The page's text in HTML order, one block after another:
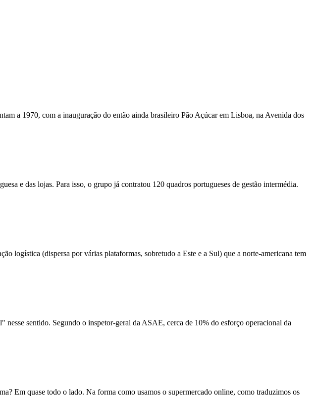
a 1970, com a inauguração do então ainda brasileiro Pão Açúcar em Lisboa, na Avenida dos
e das lojas. Para isso, o grupo já contratou 120 quadros portugueses de gestão intermédia.
logística (dispersa por várias plataformas, sobretudo a Este e a Sul) que a norte-americana tem
sentido. Segundo o inspetor-geral da ASAE, cerca de 10% do esforço operacional da
Em quase todo o lado. Na forma como usamos o supermercado online, como traduzimos os